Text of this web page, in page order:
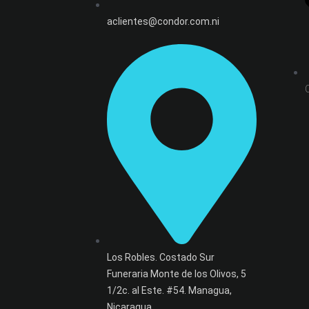
aclientes@condor.com.ni
Los Robles. Costado Sur
Funeraria Monte de los Olivos, 5
1/2c. al Este. #54. Managua,
Nicaragua.​